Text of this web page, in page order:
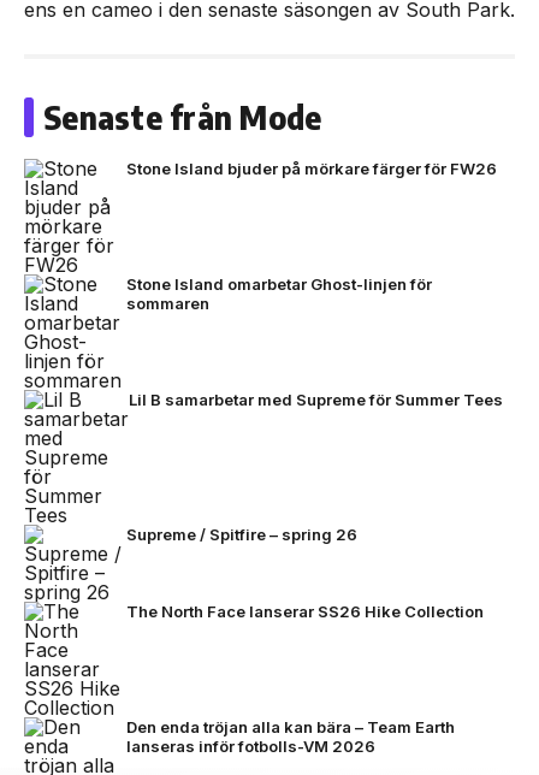
ens en cameo i den senaste säsongen av South Park.
Senaste från Mode
Stone Island bjuder på mörkare färger för FW26
Stone Island omarbetar Ghost-linjen för
sommaren
Lil B samarbetar med Supreme för Summer Tees
Supreme / Spitfire – spring 26
The North Face lanserar SS26 Hike Collection
Den enda tröjan alla kan bära – Team Earth
lanseras inför fotbolls-VM 2026